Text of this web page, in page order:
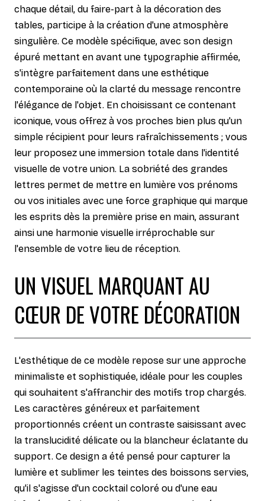
chaque détail, du faire-part à la décoration des
tables, participe à la création d'une atmosphère
singulière. Ce modèle spécifique, avec son design
épuré mettant en avant une typographie affirmée,
s'intègre parfaitement dans une esthétique
contemporaine où la clarté du message rencontre
l'élégance de l'objet. En choisissant ce contenant
iconique, vous offrez à vos proches bien plus qu'un
simple récipient pour leurs rafraîchissements ; vous
leur proposez une immersion totale dans l'identité
visuelle de votre union. La sobriété des grandes
lettres permet de mettre en lumière vos prénoms
ou vos initiales avec une force graphique qui marque
les esprits dès la première prise en main, assurant
ainsi une harmonie visuelle irréprochable sur
l'ensemble de votre lieu de réception.
UN VISUEL MARQUANT AU
CŒUR DE VOTRE DÉCORATION
L'esthétique de ce modèle repose sur une approche
minimaliste et sophistiquée, idéale pour les couples
qui souhaitent s'affranchir des motifs trop chargés.
Les caractères généreux et parfaitement
proportionnés créent un contraste saisissant avec
la translucidité délicate ou la blancheur éclatante du
support. Ce design a été pensé pour capturer la
lumière et sublimer les teintes des boissons servies,
qu'il s'agisse d'un cocktail coloré ou d'une eau